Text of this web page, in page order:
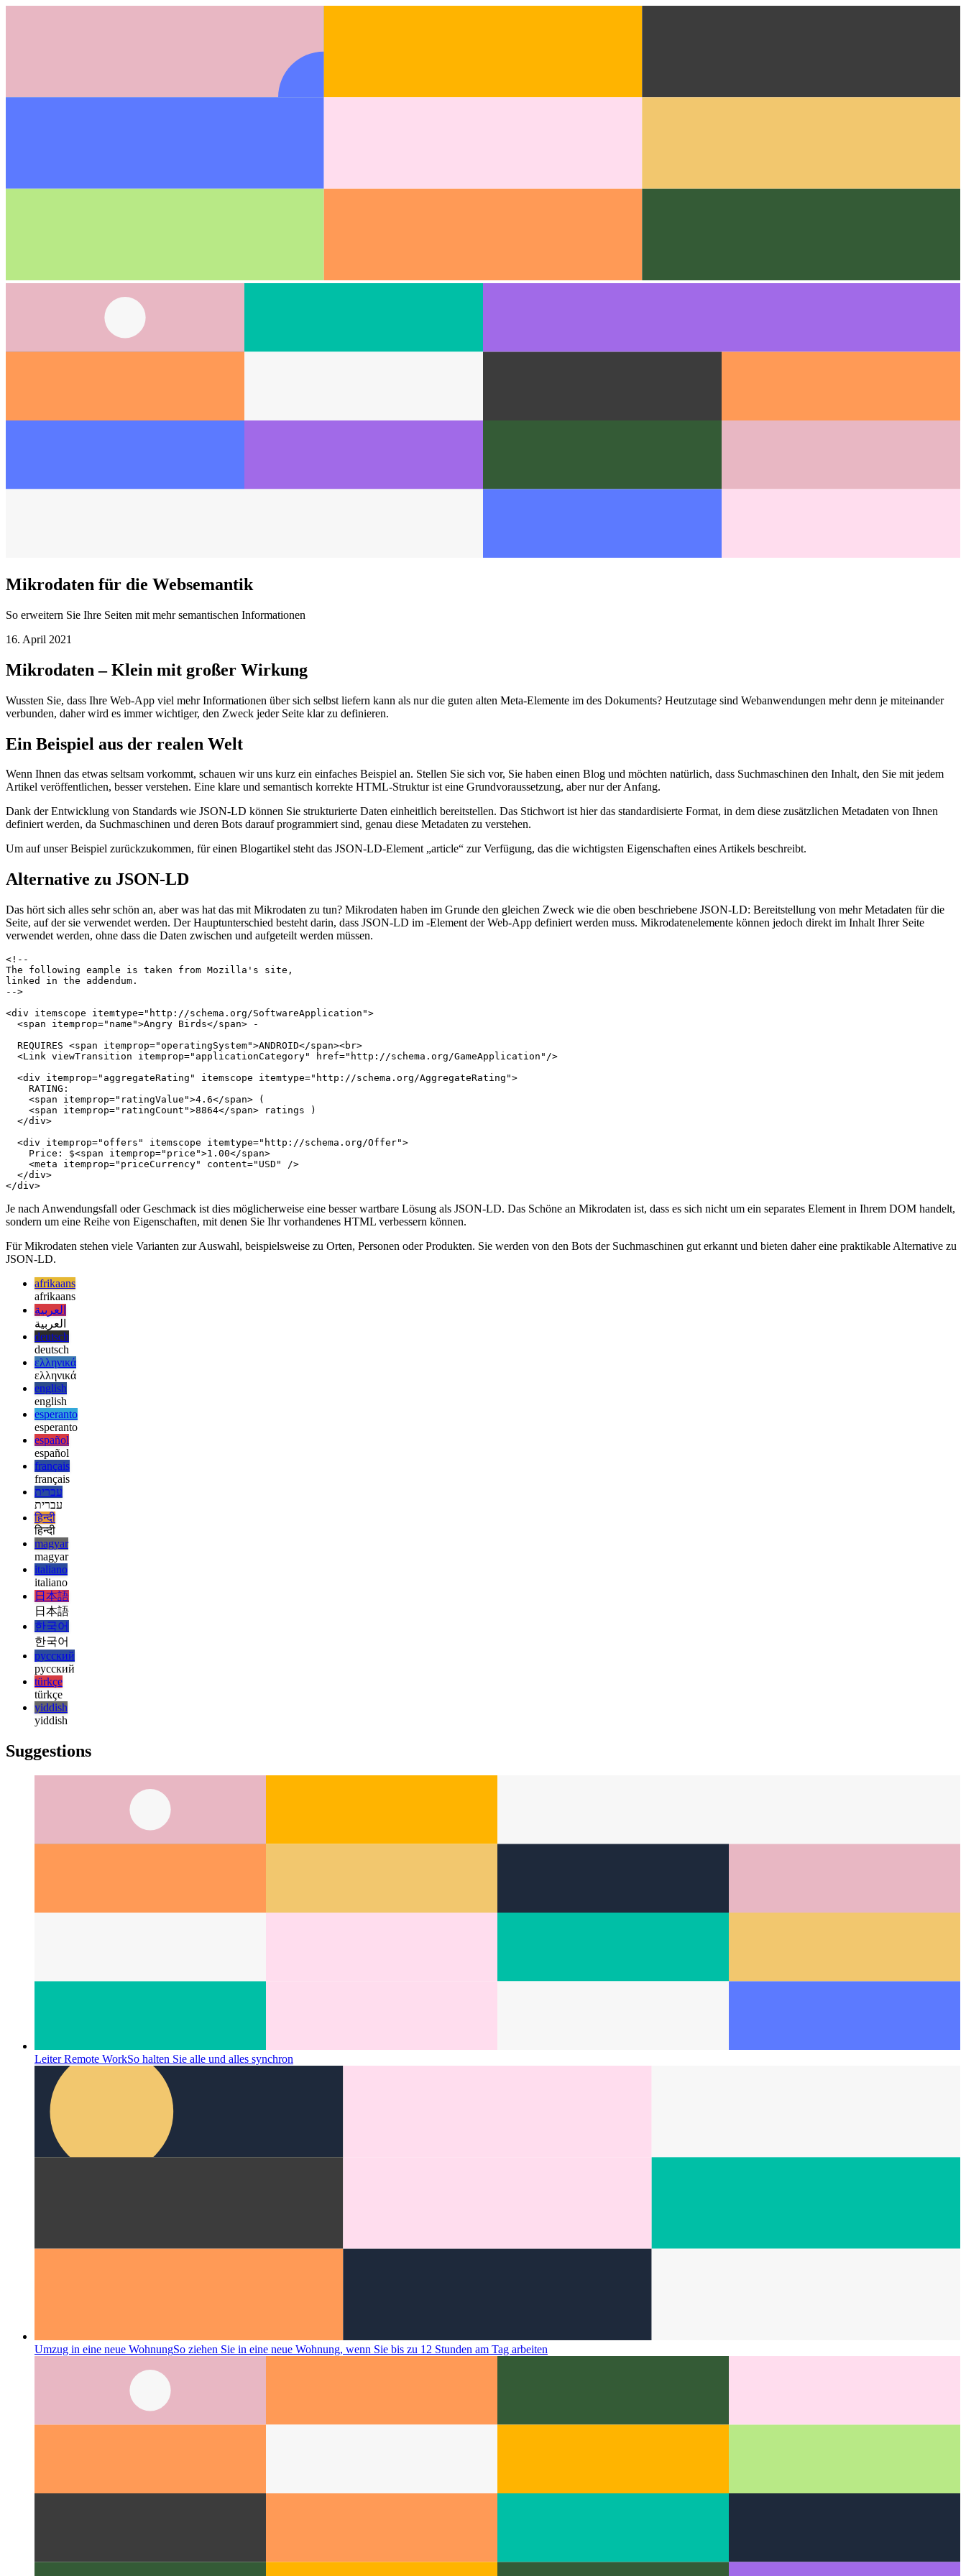
Mikrodaten für die Websemantik
So erweitern Sie Ihre Seiten mit mehr semantischen Informationen
16. April 2021
Mikrodaten – Klein mit großer Wirkung
Wussten Sie, dass Ihre Web-App viel mehr Informationen über sich selbst liefern kann als nur die guten alten Meta-Elemente im des Dokuments? Heutzutage sind Webanwendungen mehr denn je miteinander
verbunden, daher wird es immer wichtiger, den Zweck jeder Seite klar zu definieren.
Ein Beispiel aus der realen Welt
Wenn Ihnen das etwas seltsam vorkommt, schauen wir uns kurz ein einfaches Beispiel an. Stellen Sie sich vor, Sie haben einen Blog und möchten natürlich, dass Suchmaschinen den Inhalt, den Sie mit jedem
Artikel veröffentlichen, besser verstehen. Eine klare und semantisch korrekte HTML-Struktur ist eine Grundvoraussetzung, aber nur der Anfang.
Dank der Entwicklung von Standards wie JSON-LD können Sie strukturierte Daten einheitlich bereitstellen. Das Stichwort ist hier das standardisierte Format, in dem diese zusätzlichen Metadaten von Ihnen
definiert werden, da Suchmaschinen und deren Bots darauf programmiert sind, genau diese Metadaten zu verstehen.
Um auf unser Beispiel zurückzukommen, für einen Blogartikel steht das JSON-LD-Element „article“ zur Verfügung, das die wichtigsten Eigenschaften eines Artikels beschreibt.
Alternative zu JSON-LD
Das hört sich alles sehr schön an, aber was hat das mit Mikrodaten zu tun? Mikrodaten haben im Grunde den gleichen Zweck wie die oben beschriebene JSON-LD: Bereitstellung von mehr Metadaten für die
Seite, auf der sie verwendet werden. Der Hauptunterschied besteht darin, dass JSON-LD im -Element der Web-App definiert werden muss. Mikrodatenelemente können jedoch direkt im Inhalt Ihrer Seite
verwendet werden, ohne dass die Daten zwischen und aufgeteilt werden müssen.
<!--
linked in the addendum.
-->
<div itemscope itemtype="http://schema.org/SoftwareApplication">
  <span itemprop="name">Angry Birds</span> -
  REQUIRES <span itemprop="operatingSystem">ANDROID</span><br>
  <Link viewTransition itemprop="applicationCategory" href="http://schema.org/GameApplication"/>
  <div itemprop="aggregateRating" itemscope itemtype="http://schema.org/AggregateRating">
    RATING:
    <span itemprop="ratingCount">8864</span> ratings )
  </div>
  <div itemprop="offers" itemscope itemtype="http://schema.org/Offer">
    Price: $<span itemprop="price">1.00</span>
  </div>
Je nach Anwendungsfall oder Geschmack ist dies möglicherweise eine besser wartbare Lösung als JSON-LD. Das Schöne an Mikrodaten ist, dass es sich nicht um ein separates Element in Ihrem DOM handelt,
sondern um eine Reihe von Eigenschaften, mit denen Sie Ihr vorhandenes HTML verbessern können.
Für Mikrodaten stehen viele Varianten zur Auswahl, beispielsweise zu Orten, Personen oder Produkten. Sie werden von den Bots der Suchmaschinen gut erkannt und bieten daher eine praktikable Alternative zu
JSON-LD.
afrikaans
afrikaans
العربية
العربية
deutsch
deutsch
ελληνικά
ελληνικά
english
english
esperanto
esperanto
español
español
français
français
עברית
עברית
हिन्दी
हिन्दी
magyar
magyar
italiano
italiano
日本語
日本語
한국어
한국어
русский
русский
türkçe
türkçe
yiddish
yiddish
Leiter Remote Work So halten Sie alle und alles synchron